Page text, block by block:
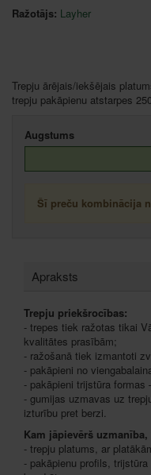
Ražotājs: Layher
Trepju ārējais/iekšējais
trepju pakāpienu atstarpes
Augstums
Šī preču kombinācija
Apraksts
Trepju priekšrocības:
- trepes tiek ražotas tikai
kvalitātes prasībām;
- ražošanā tiek izmantoti
- pakāpieni no
- pakāpieni trijstūra
- gumijas uzmavas uz
izturību pret berzi.
Kam jāpievērš
- trepju platums, ar
- pakāpienu profils,